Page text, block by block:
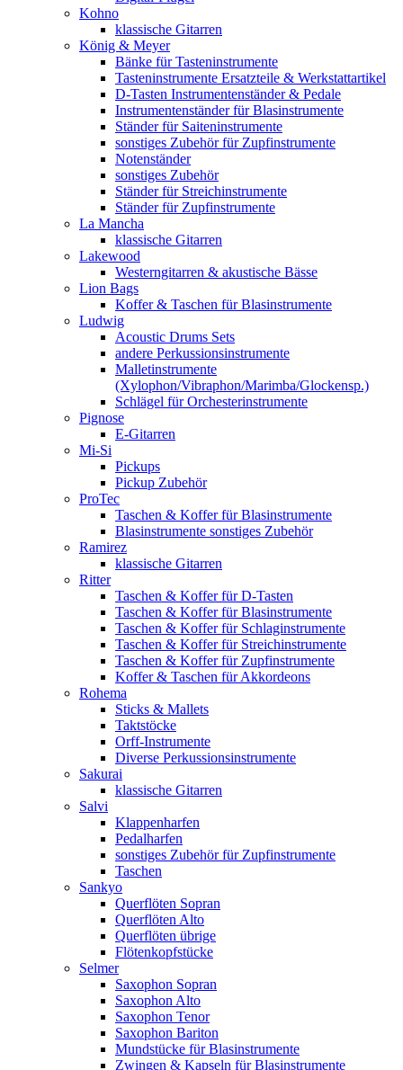
Kohno
klassische Gitarren
König & Meyer
Bänke für Tasteninstrumente
Tasteninstrumente Ersatzteile & Werkstattartikel
D-Tasten Instrumentenständer & Pedale
Instrumentenständer für Blasinstrumente
Ständer für Saiteninstrumente
sonstiges Zubehör für Zupfinstrumente
Notenständer
sonstiges Zubehör
Ständer für Streichinstrumente
Ständer für Zupfinstrumente
La Mancha
klassische Gitarren
Lakewood
Westerngitarren & akustische Bässe
Lion Bags
Koffer & Taschen für Blasinstrumente
Ludwig
Acoustic Drums Sets
andere Perkussionsinstrumente
Malletinstrumente
(Xylophon/Vibraphon/Marimba/Glockensp.)
Schlägel für Orchesterinstrumente
Pignose
E-Gitarren
Mi-Si
Pickups
Pickup Zubehör
ProTec
Taschen & Koffer für Blasinstrumente
Blasinstrumente sonstiges Zubehör
Ramirez
klassische Gitarren
Ritter
Taschen & Koffer für D-Tasten
Taschen & Koffer für Blasinstrumente
Taschen & Koffer für Schlaginstrumente
Taschen & Koffer für Streichinstrumente
Taschen & Koffer für Zupfinstrumente
Koffer & Taschen für Akkordeons
Rohema
Sticks & Mallets
Taktstöcke
Orff-Instrumente
Diverse Perkussionsinstrumente
Sakurai
klassische Gitarren
Salvi
Klappenharfen
Pedalharfen
sonstiges Zubehör für Zupfinstrumente
Taschen
Sankyo
Querflöten Sopran
Querflöten Alto
Querflöten übrige
Flötenkopfstücke
Selmer
Saxophon Sopran
Saxophon Alto
Saxophon Tenor
Saxophon Bariton
Mundstücke für Blasinstrumente
Zwingen & Kapseln für Blasinstrumente